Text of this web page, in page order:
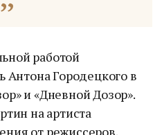
работой
Антона Городецкого в
и «Дневной Дозор».
на артиста
от режиссеров.